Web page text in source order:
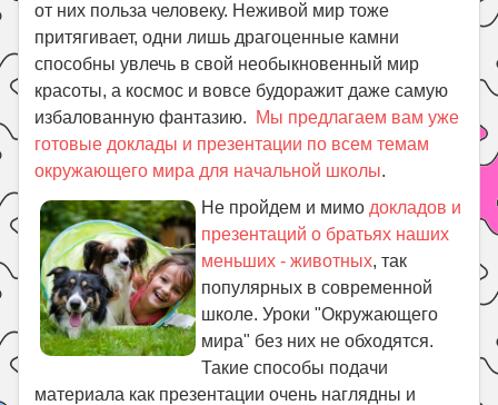
от них польза человеку. Неживой мир тоже
притягивает, одни лишь драгоценные камни
способны увлечь в свой необыкновенный мир
красоты, а космос и вовсе будоражит даже самую
избалованную фантазию. Мы предлагаем вам уже
готовые доклады и презентации по всем темам
окружающего мира для начальной школы.
Не пройдем и мимо докладов и
презентаций о братьях наших
меньших - животных, так
популярных в современной
школе. Уроки "Окружающего
мира" без них не обходятся.
Такие способы подачи
материала как презентации очень наглядны и